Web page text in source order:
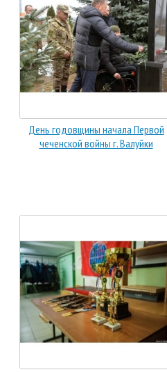
День годовщины начала Первой
чеченской войны г. Валуйки